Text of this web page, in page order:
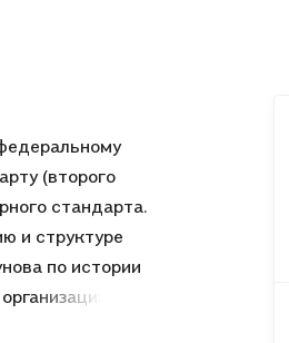
(второго
стандарта.
и структуре
по истории